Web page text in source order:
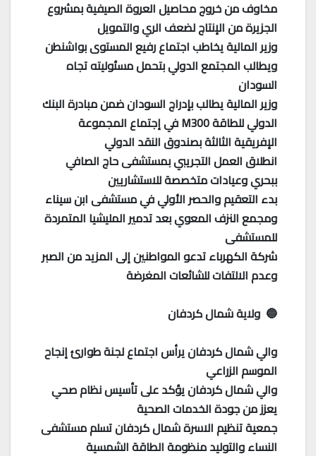
مخاوف من خروج محاصيل العروة الصيفية بمشروع
الجزيرة من الإنتاج لضعف الري والتمويل
وزير المالية يخاطب اجتماع رفيع المستوى بواشنطن
ويطالب المجتمع الدولي بتحمل مسئوليته تجاه
السودان
وزير المالية يطالب بإدراج السودان ضمن مبادرة البنك
الدولي للطاقة M300 في إجتماع المجموعة
الإفريقية الثالثة بصندوق النقد الدولي
انطلاق العمل التجريبي بمستشفى حاج الصافي
ببحري وعيادات متخصصة للاستشاريين
بدء التعقيم والحصر الأولي في مستشفى ابن سيناء
ومجمع النزف المعوي بعد تدمير المليشيا المتمردة
للمستشفى
شركة الكهرباء تدعو المواطنين إلى المزيد من الصبر
وعدم الالتفات للشائعات المغرضة
🔵 ولاية شمال كردفان
والي شمال كردفان يرأس اجتماع لجنة طوارئ إنجاح
الموسم الزراعي
والي شمال كردفان يؤكد على تأسيس نظام صحي
يعزز من جودة الخدمات الصحية
جمعية تنظيم الاسرة شمال كردفان تسلم مستشفى
النساء والتوليد منظومة الطاقة الشمسية